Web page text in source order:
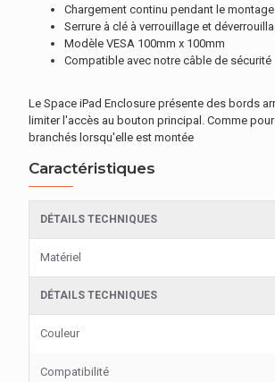
Chargement continu pendant le montage
Serrure à clé à verrouillage et
Modèle VESA 100mm x 100mm
Compatible avec notre câble de sécurité
Le Space iPad Enclosure présente des bords
limiter l'accès au bouton principal. Comme
branchés lorsqu'elle est montée
Caractéristiques
DÉTAILS TECHNIQUES
Matériel
DÉTAILS TECHNIQUES
Couleur
Compatibilité